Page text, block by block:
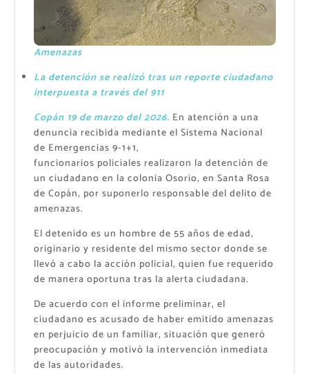
Amenazas
La detención se realizó tras un reporte ciudadano
interpuesta a través del 911
Copán 19 de marzo del 2026. En atención a una
denuncia recibida mediante el Sistema Nacional
de Emergencias 9-1+1,
funcionarios policiales realizaron la detención de
un ciudadano en la colonia Osorio, en Santa Rosa
de Copán, por suponerlo responsable del delito de
amenazas.
El detenido es un hombre de 55 años de edad,
originario y residente del mismo sector donde se
llevó a cabo la acción policial, quien fue requerido
de manera oportuna tras la alerta ciudadana.
De acuerdo con el informe preliminar, el
ciudadano es acusado de haber emitido amenazas
en perjuicio de un familiar, situación que generó
preocupación y motivó la intervención inmediata
de las autoridades.